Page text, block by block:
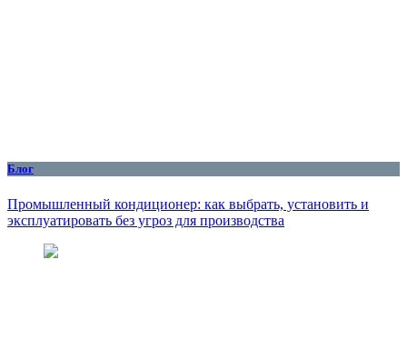
Блог
Промышленный кондиционер: как выбрать, установить и
эксплуатировать без угроз для производства